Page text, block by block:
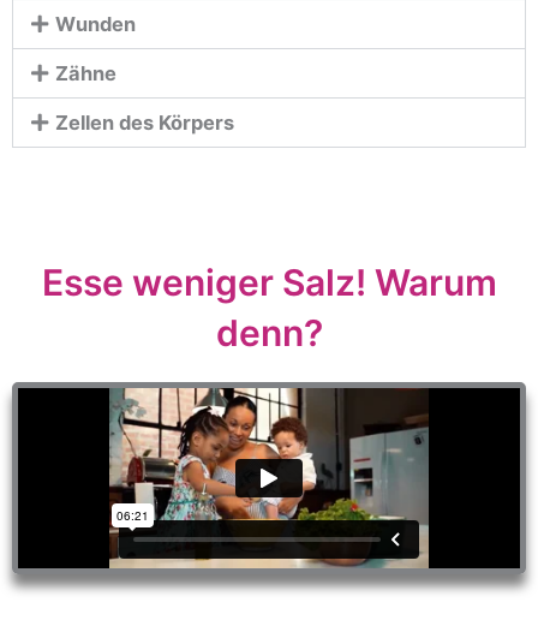
Wunden
Zähne
Zellen des Körpers
Esse weniger Salz! Warum
denn?